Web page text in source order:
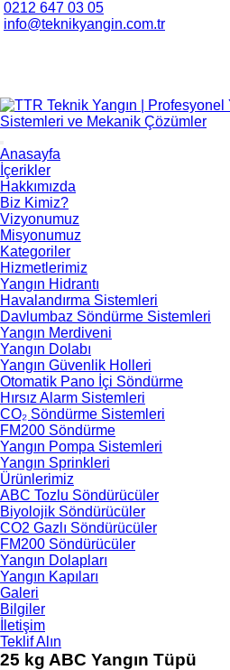
0212 647 03 05
info@teknikyangin.com.tr
Anasayfa
İçerikler
Hakkımızda
Biz Kimiz?
Vizyonumuz
Misyonumuz
Kategoriler
Hizmetlerimiz
Yangın Hidrantı
Havalandırma Sistemleri
Davlumbaz Söndürme Sistemleri
Yangın Merdiveni
Yangın Dolabı
Yangın Güvenlik Holleri
Otomatik Pano İçi Söndürme
Hırsız Alarm Sistemleri
CO₂ Söndürme Sistemleri
FM200 Söndürme
Yangın Pompa Sistemleri
Yangın Sprinkleri
Ürünlerimiz
ABC Tozlu Söndürücüler
Biyolojik Söndürücüler
CO2 Gazlı Söndürücüler
FM200 Söndürücüler
Yangın Dolapları
Yangın Kapıları
Galeri
Bilgiler
İletişim
Teklif Alın
25 kg ABC Yangın Tüpü